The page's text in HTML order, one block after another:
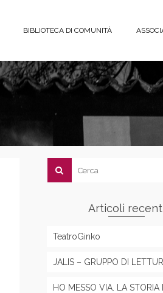
BIBLIOTECA DI COMUNITÀ
Articoli
TeatroGinko
JALIS – GRUPPO DI
HO MESSO VIA. LA STORIA